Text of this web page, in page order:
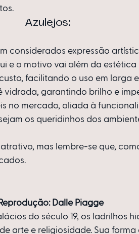
Azulejos:
considerados expressão
e o motivo vai além da
facilitando o uso em larga
vidrada, garantindo brilho e
no mercado, aliada à
os queridinhos dos
mas lembre-se que,
Dalle Piagge
do século 19, os ladrilhos
arte e religiosidade. Sua